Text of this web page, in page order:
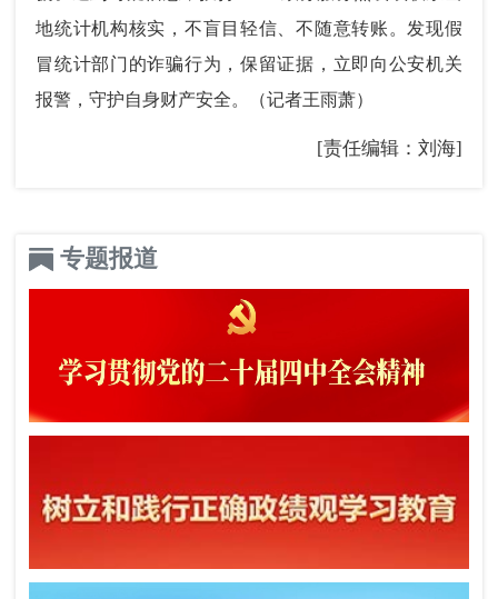
地统计机构核实，不盲目轻信、不随意转账。发现假
冒统计部门的诈骗行为，保留证据，立即向公安机关
报警，守护自身财产安全。（记者王雨萧）
[责任编辑：刘海]
专题报道